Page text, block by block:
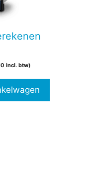
incl. btw)